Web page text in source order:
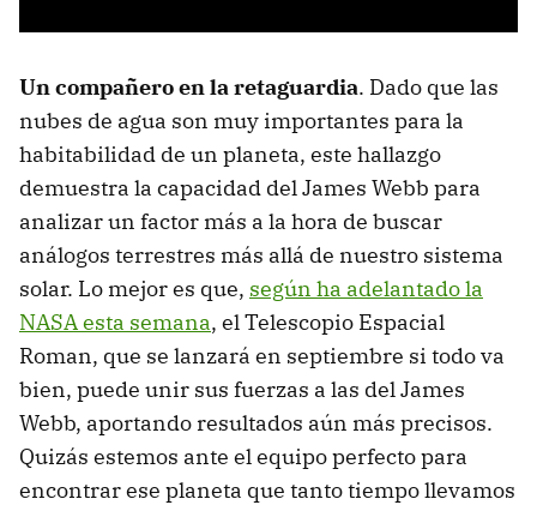
Un compañero en la retaguardia. Dado que las
nubes de agua son muy importantes para la
habitabilidad de un planeta, este hallazgo
demuestra la capacidad del James Webb para
analizar un factor más a la hora de buscar
análogos terrestres más allá de nuestro sistema
solar. Lo mejor es que, según ha adelantado la
NASA esta semana, el Telescopio Espacial
Roman, que se lanzará en septiembre si todo va
bien, puede unir sus fuerzas a las del James
Webb, aportando resultados aún más precisos.
Quizás estemos ante el equipo perfecto para
encontrar ese planeta que tanto tiempo llevamos